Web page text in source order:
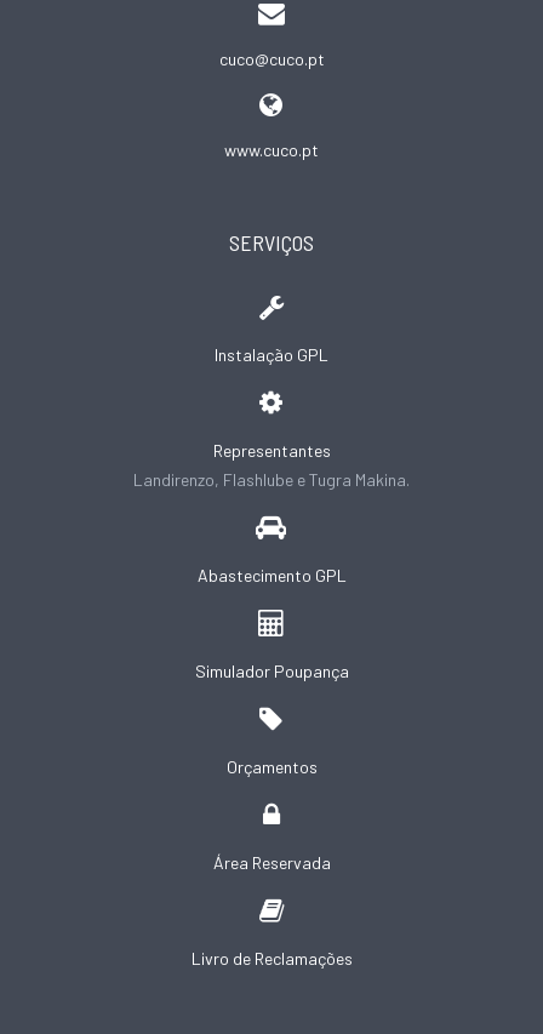
cuco@cuco.pt
www.cuco.pt
SERVIÇOS
Instalação GPL
Representantes
Landirenzo, Flashlube e Tugra Makina.
Abastecimento GPL
Simulador Poupança
Orçamentos
Área Reservada
Livro de Reclamações